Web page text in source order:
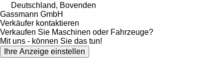
Deutschland, Bovenden
Gassmann GmbH
Verkäufer kontaktieren
Verkaufen Sie Maschinen oder Fahrzeuge?
Mit uns - können Sie das tun!
Ihre Anzeige einstellen